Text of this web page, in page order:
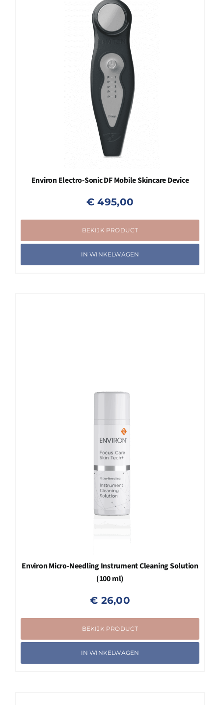
Environ Electro-Sonic DF Mobile Skincare Device
€ 495,00
BEKIJK PRODUCT
IN WINKELWAGEN
Environ Micro-Needling Instrument Cleaning Solution
(100 ml)
€ 26,00
BEKIJK PRODUCT
IN WINKELWAGEN